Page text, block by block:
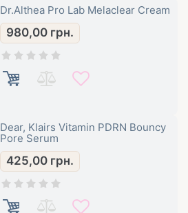
Dr.Althea Pro Lab Melaclear Cream
980,00 грн.
Dear, Klairs Vitamin PDRN Bouncy
Pore Serum
425,00 грн.